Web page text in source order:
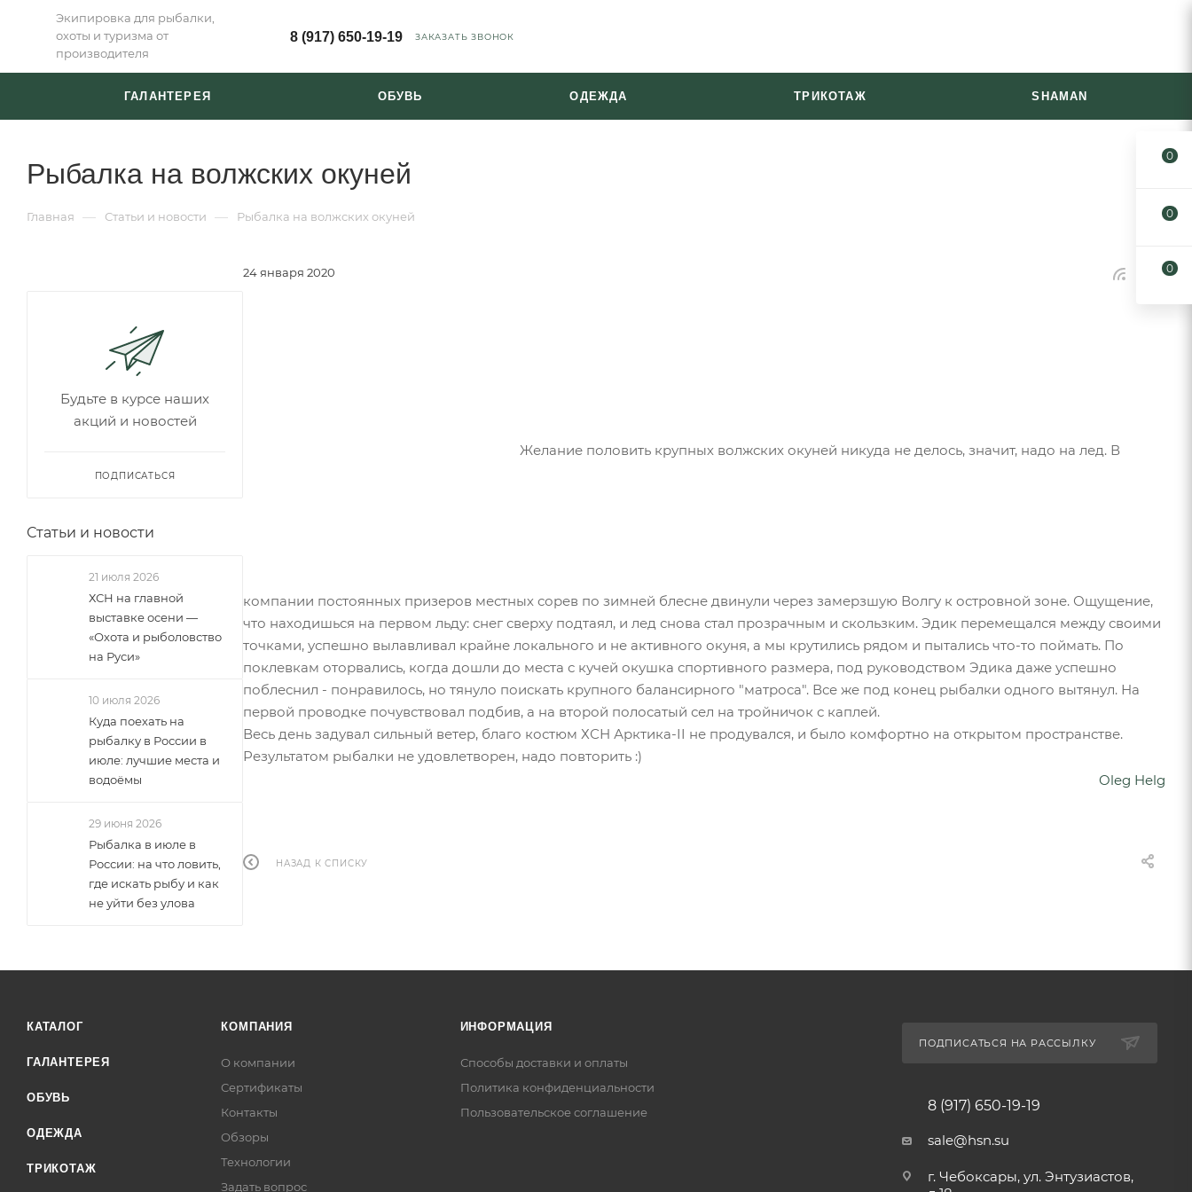
Экипировка для рыбалки,
охоты и туризма от
производителя
8 (917) 650-19-19 ЗАКАЗАТЬ ЗВОНОК
ГАЛАНТЕРЕЯ ОБУВЬ ОДЕЖДА ТРИКОТАЖ SHAMAN
Рыбалка на волжских окуней
Главная — Статьи и новости — Рыбалка на волжских окуней
24 января 2020
Желание половить крупных волжских окуней никуда не делось, значит, надо на лед. В
компании постоянных призеров местных сорев по зимней блесне двинули через замерзшую Волгу к островной зоне. Ощущение,
что находишься на первом льду: снег сверху подтаял, и лед снова стал прозрачным и скользким. Эдик перемещался между своими
точками, успешно вылавливал крайне локального и не активного окуня, а мы крутились рядом и пытались что-то поймать. По
поклевкам оторвались, когда дошли до места с кучей окушка спортивного размера, под руководством Эдика даже успешно
поблеснил - понравилось, но тянуло поискать крупного балансирного "матроса". Все же под конец рыбалки одного вытянул. На
первой проводке почувствовал подбив, а на второй полосатый сел на тройничок с каплей.
Весь день задувал сильный ветер, благо костюм ХСН Арктика-II не продувался, и было комфортно на открытом пространстве.
Результатом рыбалки не удовлетворен, надо повторить :)
Oleg Helg
НАЗАД К СПИСКУ
Будьте в курсе наших
акций и новостей
ПОДПИСАТЬСЯ
Статьи и новости
21 июля 2026
ХСН на главной
выставке осени —
«Охота и рыболовство
на Руси»
10 июля 2026
Куда поехать на
рыбалку в России в
июле: лучшие места и
водоёмы
29 июня 2026
Рыбалка в июле в
России: на что ловить,
где искать рыбу и как
не уйти без улова
КАТАЛОГ
ГАЛАНТЕРЕЯ
ОБУВЬ
ОДЕЖДА
ТРИКОТАЖ
КОМПАНИЯ
О компании
Сертификаты
Контакты
Обзоры
Технологии
Задать вопрос
ИНФОРМАЦИЯ
Способы доставки и оплаты
Политика конфиденциальности
Пользовательское соглашение
ПОДПИСАТЬСЯ НА РАССЫЛКУ
8 (917) 650-19-19
sale@hsn.su
г. Чебоксары, ул. Энтузиастов,
0
0
0